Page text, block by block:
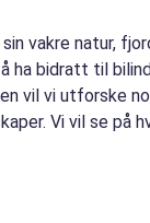
vakre natur,
ha bidratt til
vil vi utforske
Vi vil se på